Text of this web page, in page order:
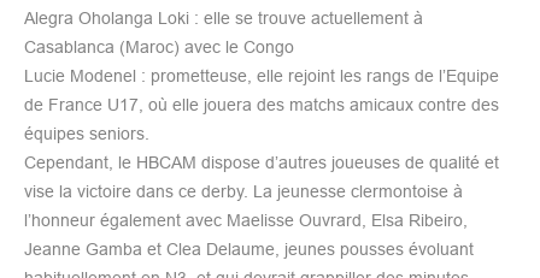
Alegra Oholanga Loki : elle se trouve actuellement à
Casablanca (Maroc) avec le Congo
Lucie Modenel : prometteuse, elle rejoint les rangs de l’Equipe
de France U17, où elle jouera des matchs amicaux contre des
équipes seniors.
Cependant, le HBCAM dispose d’autres joueuses de qualité et
vise la victoire dans ce derby. La jeunesse clermontoise à
l’honneur également avec Maelisse Ouvrard, Elsa Ribeiro,
Jeanne Gamba et Clea Delaume, jeunes pousses évoluant